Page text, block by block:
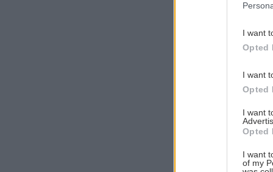
I want
Opted
I want
Opted
I want
Opted
I want
of my